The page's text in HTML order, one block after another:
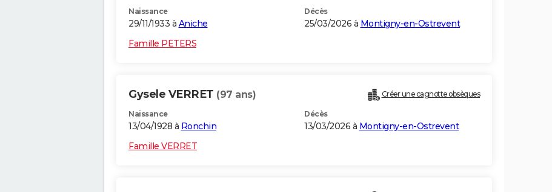
Naissance
29/11/1933 à Aniche
Décès
25/03/2026 à Montigny-en-Ostrevent
Famille PETERS
Gysele VERRET (97 ans) Créer une cagnotte obsèques
Naissance
13/04/1928 à Ronchin
Décès
13/03/2026 à Montigny-en-Ostrevent
Famille VERRET